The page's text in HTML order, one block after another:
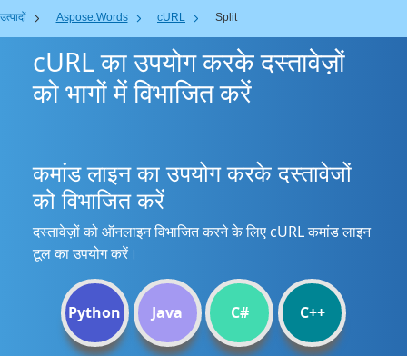
उत्पादों Aspose.Words cURL Split
cURL का उपयोग करके दस्तावेज़ों
को भागों में विभाजित करें
कमांड लाइन का उपयोग करके दस्तावेजों
को विभाजित करें
दस्तावेज़ों को ऑनलाइन विभाजित करने के लिए cURL कमांड लाइन
टूल का उपयोग करें।
Python Java C# C++